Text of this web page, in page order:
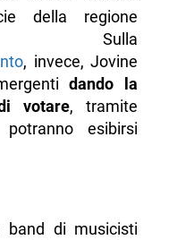
della regione
Sulla
, invece, Jovine
dando la
votare, tramite
esibirsi
band di musicisti